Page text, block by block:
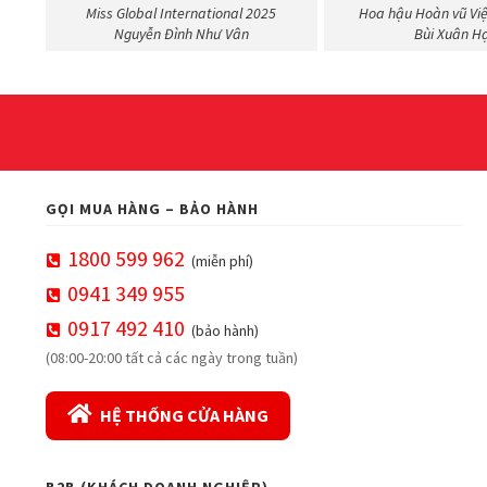
Miss Global International 2025
Nguyễn Đình Như Vân
Hoa hậu Hoàn vũ
Bùi Xuân
GỌI MUA HÀNG – BẢO HÀNH
1800 599 962 (miễn phí)
0941 349 955
0917 492 410 (bảo hành)
(08:00-20:00 tất cả các ngày trong tuần)
HỆ THỐNG CỬA HÀNG